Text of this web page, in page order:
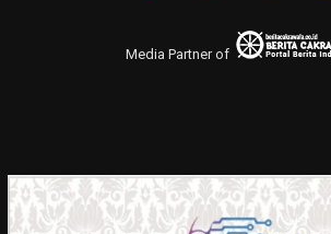
Media Partner of